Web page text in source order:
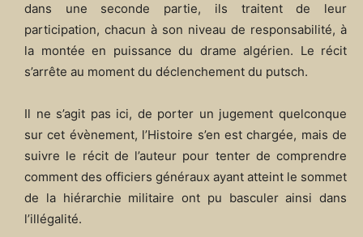
dans une seconde partie, ils traitent de leur
participation, chacun à son niveau de responsabilité, à
la montée en puissance du drame algérien. Le récit
s’arrête au moment du déclenchement du putsch.
Il ne s’agit pas ici, de porter un jugement quelconque
sur cet évènement, l’Histoire s’en est chargée, mais de
suivre le récit de l’auteur pour tenter de comprendre
comment des officiers généraux ayant atteint le sommet
de la hiérarchie militaire ont pu basculer ainsi dans
l’illégalité.